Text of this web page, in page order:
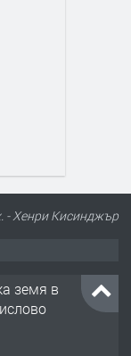
- Хенри Кисинджър
земя в